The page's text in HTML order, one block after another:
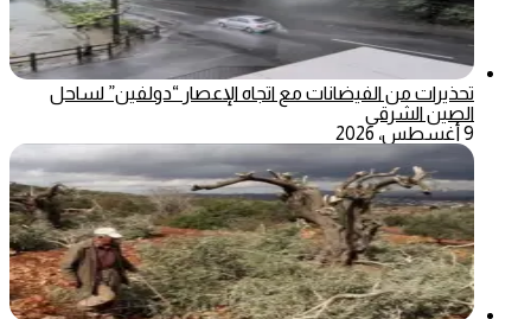
تحذيرات من الفيضانات مع اتجاه الإعصار “دولفين” لساحل
الصين الشرقي
9 أغسطس، 2026